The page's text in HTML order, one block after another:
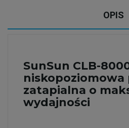
OPIS
SunSun CLB-
niskopoziomowa
zatapialna o
wydajności